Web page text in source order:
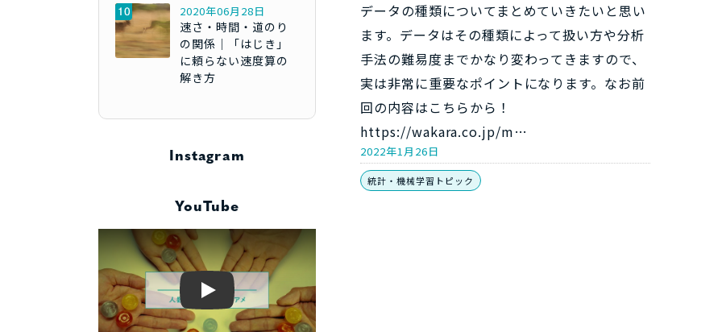
データの種類についてまとめていきたいと思い
ます。データはその種類によって扱い方や分析
手法の難易度までかなり変わってきますので、
実は非常に重要なポイントになります。なお前
回の内容はこちらから！
https://wakara.co.jp/m…
2022年1月26日
統計・機械学習トピック
2020年06月28日
速さ・時間・道のり
の関係｜「はじき」
に頼らない速度算の
解き方
Instagram
YouTube
Play